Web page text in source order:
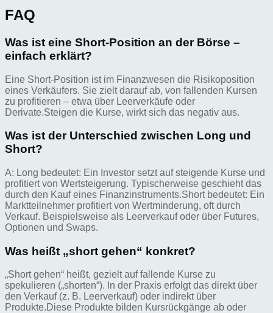
FAQ
Was ist eine Short-Position an der Börse –
einfach erklärt?
Eine Short-Position ist im Finanzwesen die Risikoposition
eines Verkäufers. Sie zielt darauf ab, von fallenden Kursen
zu profitieren – etwa über Leerverkäufe oder
Derivate.Steigen die Kurse, wirkt sich das negativ aus.
Was ist der Unterschied zwischen Long und
Short?
A: Long bedeutet: Ein Investor setzt auf steigende Kurse und
profitiert von Wertsteigerung. Typischerweise geschieht das
durch den Kauf eines Finanzinstruments.Short bedeutet: Ein
Marktteilnehmer profitiert von Wertminderung, oft durch
Verkauf. Beispielsweise als Leerverkauf oder über Futures,
Optionen und Swaps.
Was heißt „short gehen“ konkret?
„Short gehen“ heißt, gezielt auf fallende Kurse zu
spekulieren („shorten“). In der Praxis erfolgt das direkt über
den Verkauf (z. B. Leerverkauf) oder indirekt über
Produkte.Diese Produkte bilden Kursrückgänge ab oder